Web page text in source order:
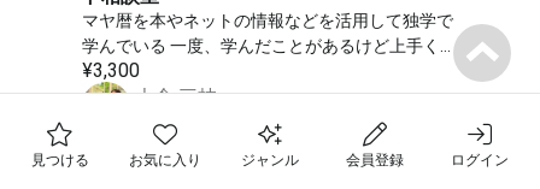
の？！」と言ったシンクロを引き寄せられます^ ^
この講座は”マヤ暦”って聞いたことはあるけどど
んなもの？何が見れるの？という方向けの、気軽
書や資料を見ながら本来持っている特性、それぞ
マヤ暦を本やネットの情報などを活用して独学で
学んでいる 一度、学んだことがあるけど上手く活
用できていない方向けに聞きたい時に気軽に質問
ができる 学習サポートとなっております！ ■本に
よって解釈が違う ■自分の読み解き方が合ってい
るか分からない ■このケースはどう読むの？ ■こ
の用語の意味は？ ■講座を受けるほどではないけ
¥3,300
大倉 三枝
フォロー中の先生
お気に入りのレッスン
見つける お気に入り ジャンル 会員登録 ログイン